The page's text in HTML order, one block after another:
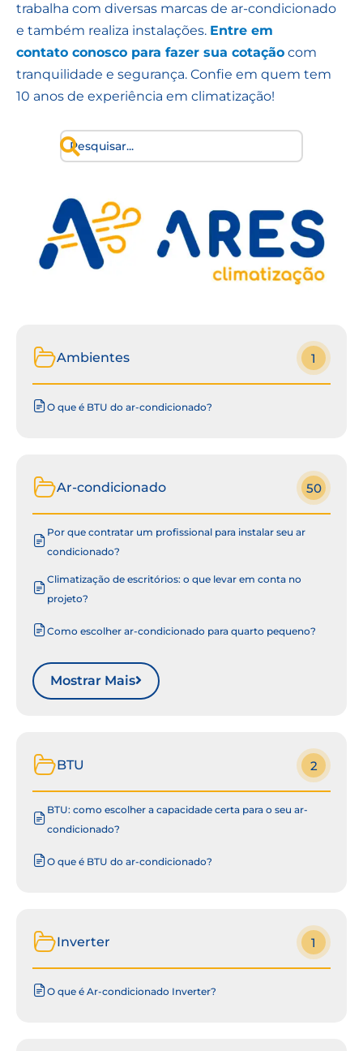
trabalha com diversas marcas de ar-condicionado
e também realiza instalações. Entre em
contato conosco para fazer sua cotação com
tranquilidade e segurança. Confie em quem tem
10 anos de experiência em climatização!
Ambientes 1
O que é BTU do ar-condicionado?
Ar-condicionado 50
Por que contratar um profissional para instalar seu ar
condicionado?
Climatização de escritórios: o que levar em conta no
projeto?
Como escolher ar-condicionado para quarto pequeno?
Mostrar Mais
BTU 2
BTU: como escolher a capacidade certa para o seu ar-
condicionado?
O que é BTU do ar-condicionado?
Inverter 1
O que é Ar-condicionado Inverter?